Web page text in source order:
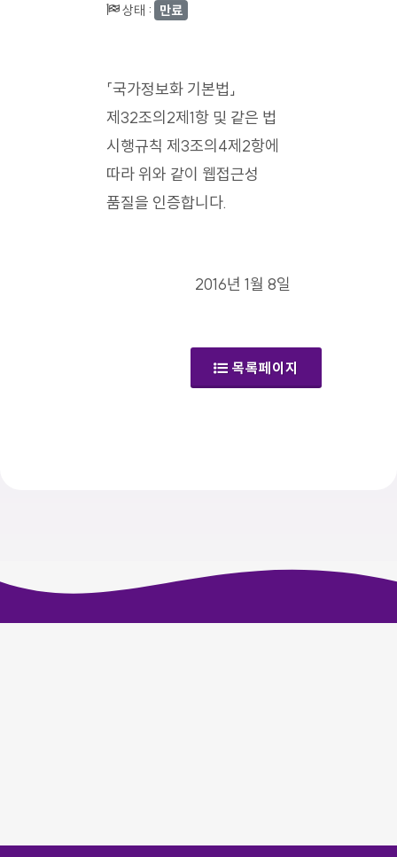
상태 : 만료
「국가정보화 기본법」
제32조의2제1항 및 같은 법
시행규칙 제3조의4제2항에
따라 위와 같이 웹접근성
품질을 인증합니다.
2016년 1월 8일
목록페이지